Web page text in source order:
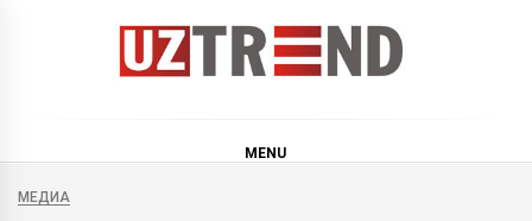
MENU
МЕДИА